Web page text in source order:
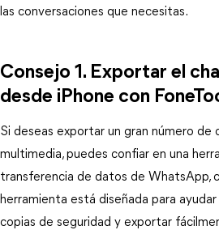
las conversaciones que necesitas.
Consejo 1. Exportar el
desde iPhone con
Si deseas exportar un gran número de
multimedia, puedes confiar en una
transferencia de datos de WhatsApp,
herramienta está diseñada para ayudar
copias de seguridad y exportar